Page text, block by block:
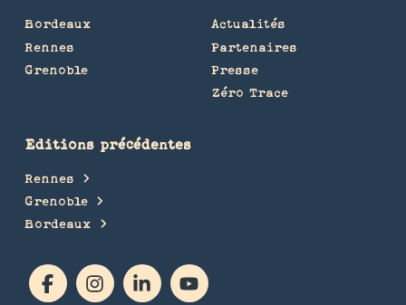
Bordeaux
Rennes
Grenoble
Actualités
Partenaires
Presse
Zéro Trace
Editions précédentes
Rennes
Grenoble
Bordeaux